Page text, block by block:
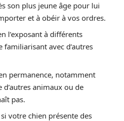
son plus jeune âge pour lui
et à obéir à vos ordres.
l’exposant à différents
avec d’autres
permanence, notamment
d’autres animaux ou de
pas.
si votre chien présente des